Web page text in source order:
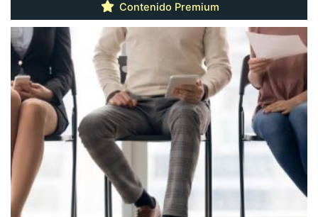
Contenido Premium